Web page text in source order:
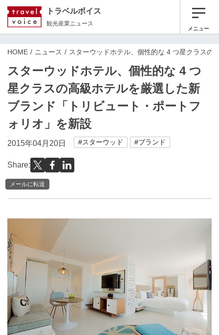
トラベルボイス
観光産業ニュース
メニュー
HOME ニュース スターウッドホテル、個性的な 4 つ星クラスの
スターウッドホテル、個性的な 4 つ
星クラスの高級ホテルを厳選した新
ブランド「トリビュート・ポートフ
ォリオ」を新設
2015年04月20日 #スターウッド #ブランド
Share:
メールに転送